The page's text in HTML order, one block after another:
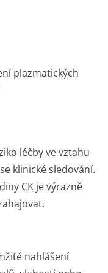
plazmatických
léčby ve vztahu
klinické sledování.
CK je výrazně
nahlášení